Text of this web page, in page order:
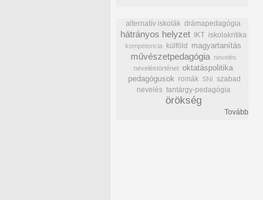
alternatív iskolák drámapedagógia
hátrányos helyzet IKT iskolakritika
kompetencia külföld magyartanítás
művészetpedagógia
nevelés
neveléstörténet oktatáspolitika
pedagógusok romák SNI szabad
nevelés tantárgy-pedagógia
örökség
Tovább